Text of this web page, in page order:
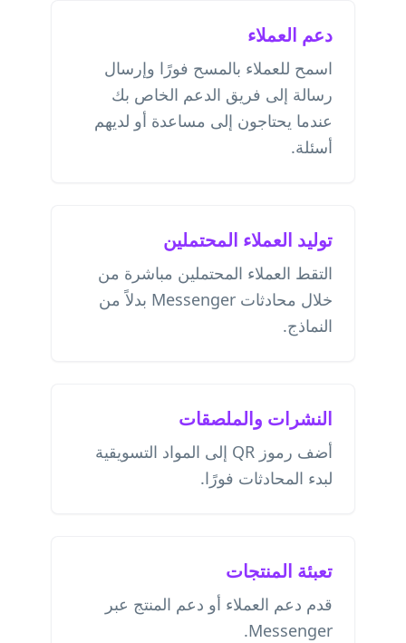
دعم العملاء
اسمح للعملاء بالمسح فورًا وإرسال
رسالة إلى فريق الدعم الخاص بك
عندما يحتاجون إلى مساعدة أو لديهم
أسئلة.
توليد العملاء المحتملين
التقط العملاء المحتملين مباشرة من
خلال محادثات Messenger بدلاً من
النماذج.
النشرات والملصقات
أضف رموز QR إلى المواد التسويقية
لبدء المحادثات فورًا.
تعبئة المنتجات
قدم دعم العملاء أو دعم المنتج عبر
Messenger.